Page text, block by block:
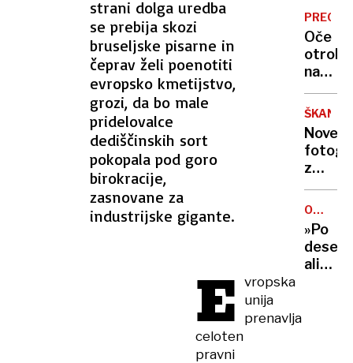
strani dolga uredba
se prebija skozi
bruseljske pisarne in
čeprav želi poenotiti
evropsko kmetijstvo,
grozi, da bo male
pridelovalce
dediščinskih sort
pokopala pod goro
birokracije,
zasnovane za
industrijske gigante.
E vropska
unija
prenavlja
celoten
pravni
za
smrt
Aleša
Oče
otroka
k
za
umor:
»Si
za,
da
se
Nove
z
zabav:
na
njih
so
Trump,
»Po
ali